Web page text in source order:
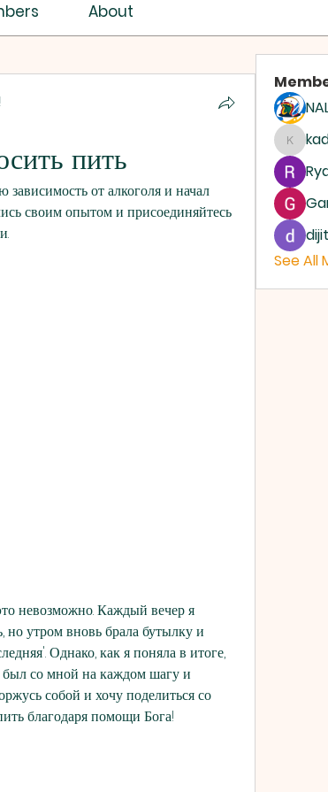
About
пить
от алкоголя и начал
своим опытом и присоединяйтесь
невозможно. Каждый вечер я
но утром вновь брала бутылку и
Однако, как я поняла в итоге,
со мной на каждом шагу и
собой и хочу поделиться со
благодаря помощи Бога!
See All